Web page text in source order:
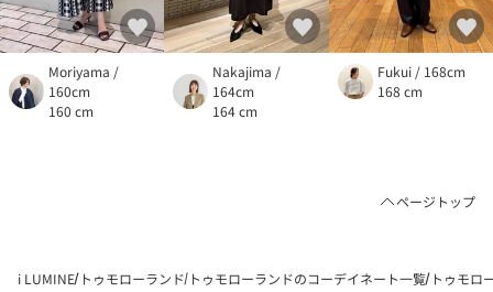
Moriyama /
160cm
160 cm
Nakajima /
164cm
164 cm
Fukui / 168cm
168 cm
ページトップ
i LUMINE トゥモローランド トゥモローランドのコーデイネート一覧 トゥモロ